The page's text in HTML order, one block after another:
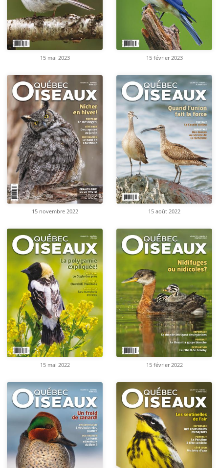
15 mai 2023 15 février 2023
15 novembre 2022 15 août 2022
15 mai 2022 15 février 2022